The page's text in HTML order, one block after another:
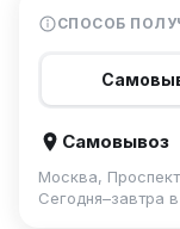
СПОСОБ
Самовывоз
Москва,
Сегодня–завтра